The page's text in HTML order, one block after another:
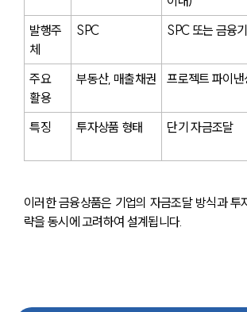
발행주
체
SPC SPC 또는 금융
주요
활용
부동산, 매출채권 프로젝트 파이낸
특징
투자상품 형태 단기 자금조달
이러한 금융상품은 기업의 자금조달 방식과 투
략을 동시에 고려하여 설계됩니다.